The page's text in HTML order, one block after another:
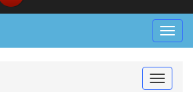
Меню
Toggle